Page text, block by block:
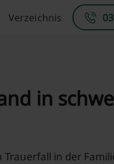
Verzeichnis
in
Trauerfall in der